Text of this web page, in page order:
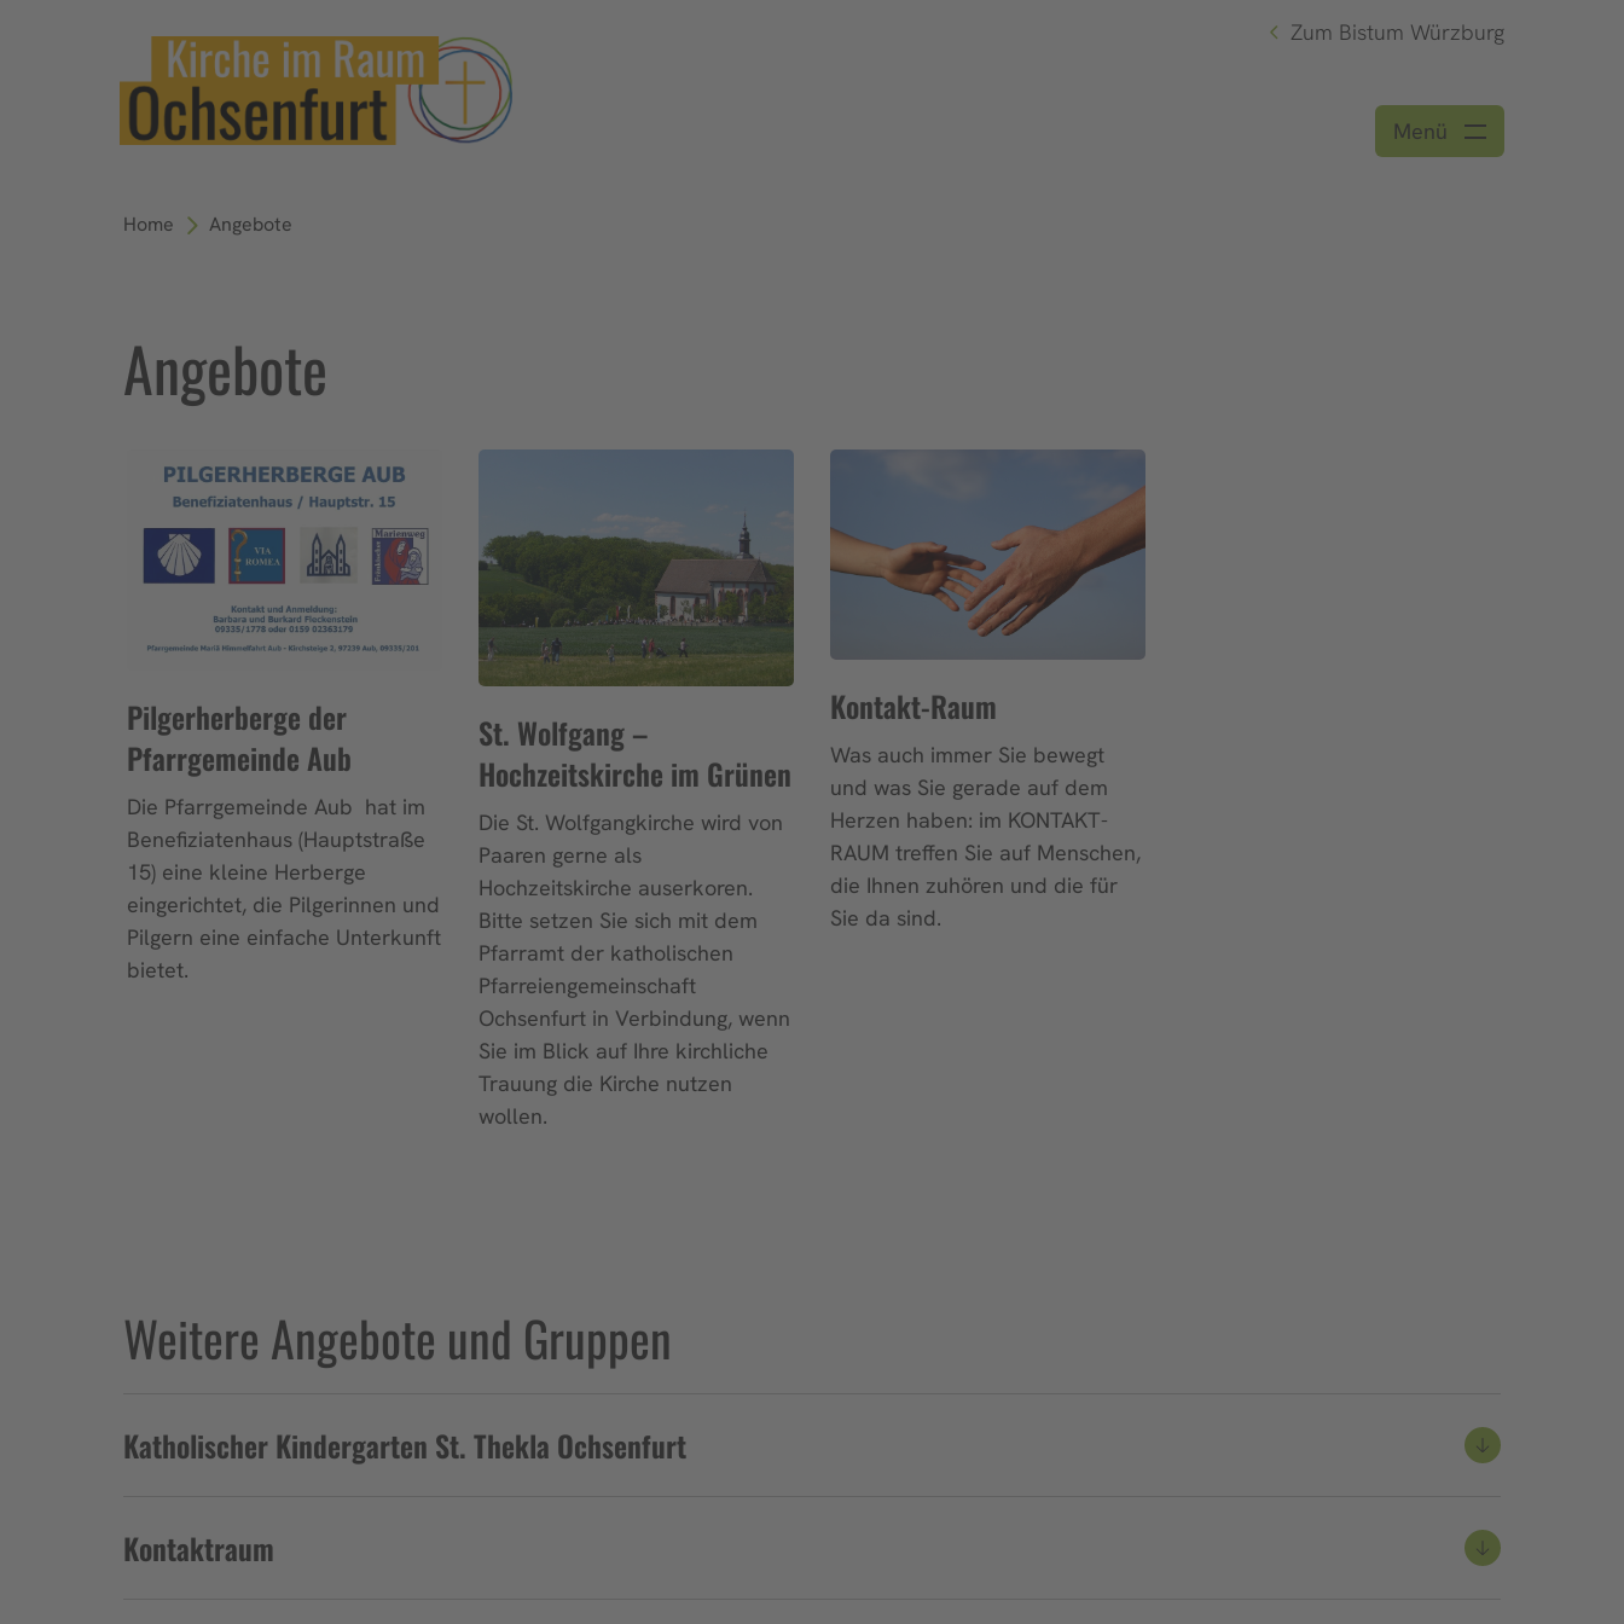
Zum Bistum Würzburg
Menü
Home Angebote
Angebote
Pilgerherberge der
Pfarrgemeinde Aub
Die Pfarrgemeinde Aub hat im
Benefiziatenhaus (Hauptstraße
15) eine kleine Herberge
eingerichtet, die Pilgerinnen und
Pilgern eine einfache Unterkunft
bietet.
St. Wolfgang –
Hochzeitskirche im Grünen
Die St. Wolfgangkirche wird von
Paaren gerne als
Hochzeitskirche auserkoren.
Bitte setzen Sie sich mit dem
Pfarramt der katholischen
Pfarreiengemeinschaft
Ochsenfurt in Verbindung, wenn
Sie im Blick auf Ihre kirchliche
Trauung die Kirche nutzen
wollen.
Kontakt-Raum
Was auch immer Sie bewegt
und was Sie gerade auf dem
Herzen haben: im KONTAKT-
RAUM treffen Sie auf Menschen,
die Ihnen zuhören und die für
Sie da sind.
Weitere Angebote und Gruppen
Katholischer Kindergarten St. Thekla Ochsenfurt
Kontaktraum